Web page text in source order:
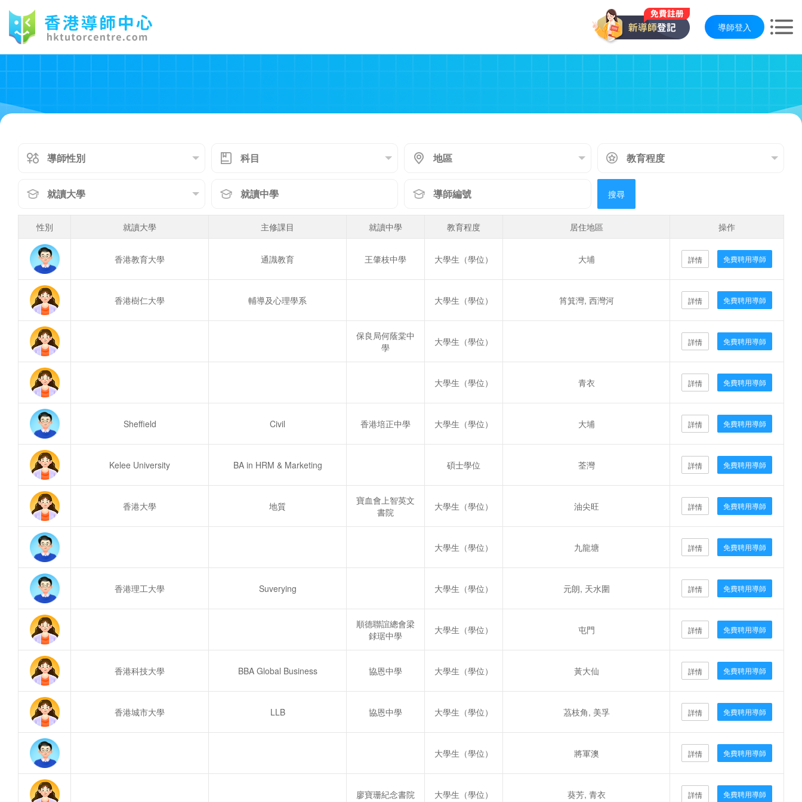
導師登入
搜尋
性別 就讀大學 主修課目 就讀中學 教育程度 居住地區 操作
香港教育大學 通識教育 王肇枝中學 大學生（學位） 大埔 詳情 免費聘用導師
香港樹仁大學 輔導及心理學系 大學生（學位） 筲箕灣, 西灣河 詳情 免費聘用導師
保良局何蔭棠中
學
大學生（學位） 詳情 免費聘用導師
大學生（學位） 青衣 詳情 免費聘用導師
Sheffield Civil 香港培正中學 大學生（學位） 大埔 詳情 免費聘用導師
Kelee University BA in HRM & Marketing 碩士學位 荃灣 詳情 免費聘用導師
香港大學 地質
寶血會上智英文
書院
大學生（學位） 油尖旺 詳情 免費聘用導師
大學生（學位） 九龍塘 詳情 免費聘用導師
香港理工大學 Suverying 大學生（學位） 元朗, 天水圍 詳情 免費聘用導師
順德聯誼總會梁
銶琚中學
大學生（學位） 屯門 詳情 免費聘用導師
香港科技大學 BBA Global Business 協恩中學 大學生（學位） 黃大仙 詳情 免費聘用導師
香港城市大學 LLB 協恩中學 大學生（學位） 茘枝角, 美孚 詳情 免費聘用導師
大學生（學位） 將軍澳 詳情 免費聘用導師
廖寶珊紀念書院 大學生（學位） 葵芳, 青衣 詳情 免費聘用導師